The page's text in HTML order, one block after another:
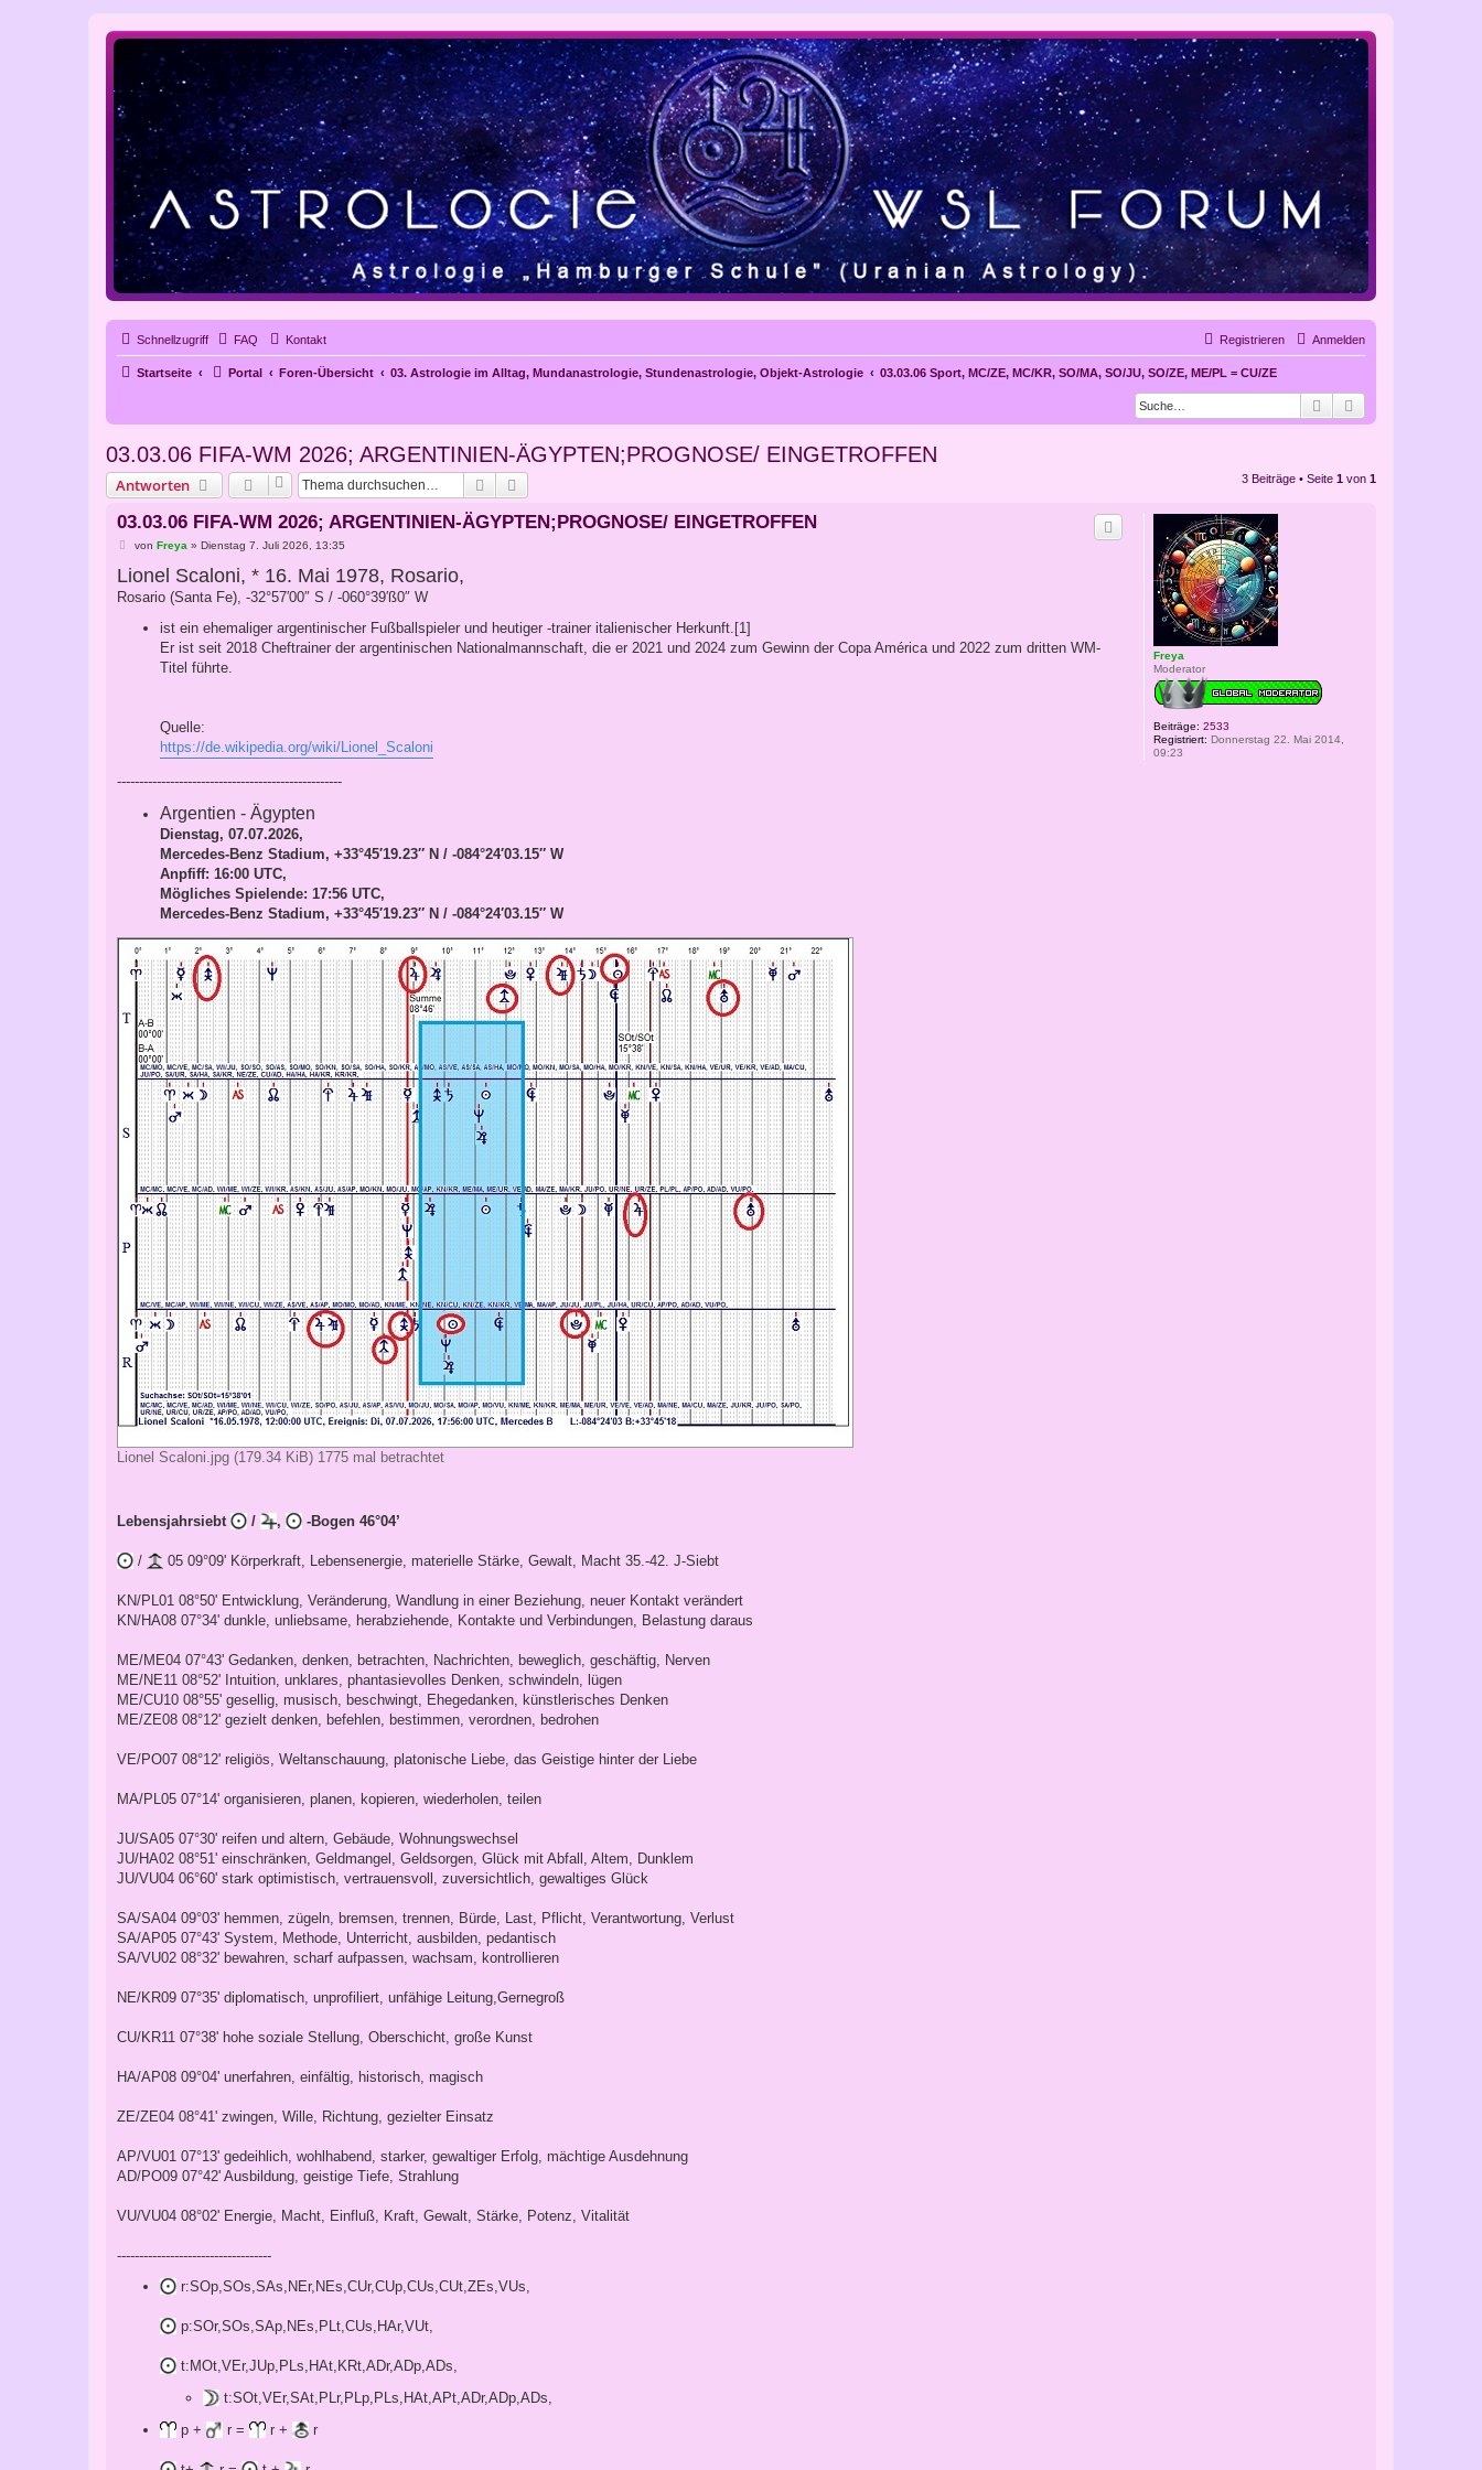
Schnellzugriff FAQ Kontakt Anmelden
Registrieren
Startseite Portal Foren-Übersicht 03. Astrologie im Alltag, Mundanastrologie, Stundenastrologie, Objekt-Astrologie 03.03.06 Sport, MC/ZE, MC/KR, SO/MA, SO/JU, SO/ZE, ME/PL = CU/ZE
Suche
03.03.06 FIFA-WM 2026; ARGENTINIEN-ÄGYPTEN;PROGNOSE/ EINGETROFFEN
Antworten Suche 3 Beiträge • Seite 1 von 1
Freya
Moderator
Beiträge: 2533
Registriert: Donnerstag 22. Mai 2014,
09:23
03.03.06 FIFA-WM 2026; ARGENTINIEN-ÄGYPTEN;PROGNOSE/ EINGETROFFEN
B
i
t
r
von Freya » Dienstag 7. Juli 2026, 13:35
Lionel Scaloni, * 16. Mai 1978, Rosario,
Rosario (Santa Fe), -32°57′00″ S / -060°39′ß0″ W
ist ein ehemaliger argentinischer Fußballspieler und heutiger -trainer italienischer Herkunft.[1]
Er ist seit 2018 Cheftrainer der argentinischen Nationalmannschaft, die er 2021 und 2024 zum Gewinn der Copa América und 2022 zum dritten WM-
Titel führte.
Quelle:
https://de.wikipedia.org/wiki/Lionel_Scaloni
---------------------------------------------------
Argentien - Ägypten
Dienstag, 07.07.2026,
Mercedes-Benz Stadium, +33°45′19.23″ N / -084°24′03.15″ W
Anpfiff: 16:00 UTC,
Mögliches Spielende: 17:56 UTC,
Mercedes-Benz Stadium, +33°45′19.23″ N / -084°24′03.15″ W
Lionel Scaloni.jpg (179.34 KiB) 1775 mal betrachtet
Lebensjahrsiebt / , -Bogen 46°04’
/ 05 09°09' Körperkraft, Lebensenergie, materielle Stärke, Gewalt, Macht 35.-42. J-Siebt
KN/PL01 08°50' Entwicklung, Veränderung, Wandlung in einer Beziehung, neuer Kontakt verändert
KN/HA08 07°34' dunkle, unliebsame, herabziehende, Kontakte und Verbindungen, Belastung daraus
ME/ME04 07°43' Gedanken, denken, betrachten, Nachrichten, beweglich, geschäftig, Nerven
ME/NE11 08°52' Intuition, unklares, phantasievolles Denken, schwindeln, lügen
ME/CU10 08°55' gesellig, musisch, beschwingt, Ehegedanken, künstlerisches Denken
ME/ZE08 08°12' gezielt denken, befehlen, bestimmen, verordnen, bedrohen
VE/PO07 08°12' religiös, Weltanschauung, platonische Liebe, das Geistige hinter der Liebe
MA/PL05 07°14' organisieren, planen, kopieren, wiederholen, teilen
JU/SA05 07°30' reifen und altern, Gebäude, Wohnungswechsel
JU/HA02 08°51' einschränken, Geldmangel, Geldsorgen, Glück mit Abfall, Altem, Dunklem
JU/VU04 06°60' stark optimistisch, vertrauensvoll, zuversichtlich, gewaltiges Glück
SA/SA04 09°03' hemmen, zügeln, bremsen, trennen, Bürde, Last, Pflicht, Verantwortung, Verlust
SA/AP05 07°43' System, Methode, Unterricht, ausbilden, pedantisch
SA/VU02 08°32' bewahren, scharf aufpassen, wachsam, kontrollieren
NE/KR09 07°35' diplomatisch, unprofiliert, unfähige Leitung,Gernegroß
CU/KR11 07°38' hohe soziale Stellung, Oberschicht, große Kunst
HA/AP08 09°04' unerfahren, einfältig, historisch, magisch
ZE/ZE04 08°41' zwingen, Wille, Richtung, gezielter Einsatz
AP/VU01 07°13' gedeihlich, wohlhabend, starker, gewaltiger Erfolg, mächtige Ausdehnung
AD/PO09 07°42' Ausbildung, geistige Tiefe, Strahlung
VU/VU04 08°02' Energie, Macht, Einfluß, Kraft, Gewalt, Stärke, Potenz, Vitalität
-----------------------------------
r:SOp,SOs,SAs,NEr,NEs,CUr,CUp,CUs,CUt,ZEs,VUs,
p:SOr,SOs,SAp,NEs,PLt,CUs,HAr,VUt,
t:MOt,VEr,JUp,PLs,HAt,KRt,ADr,ADp,ADs,
t:SOt,VEr,SAt,PLr,PLp,PLs,HAt,APt,ADr,ADp,ADs,
p +
r = r + r